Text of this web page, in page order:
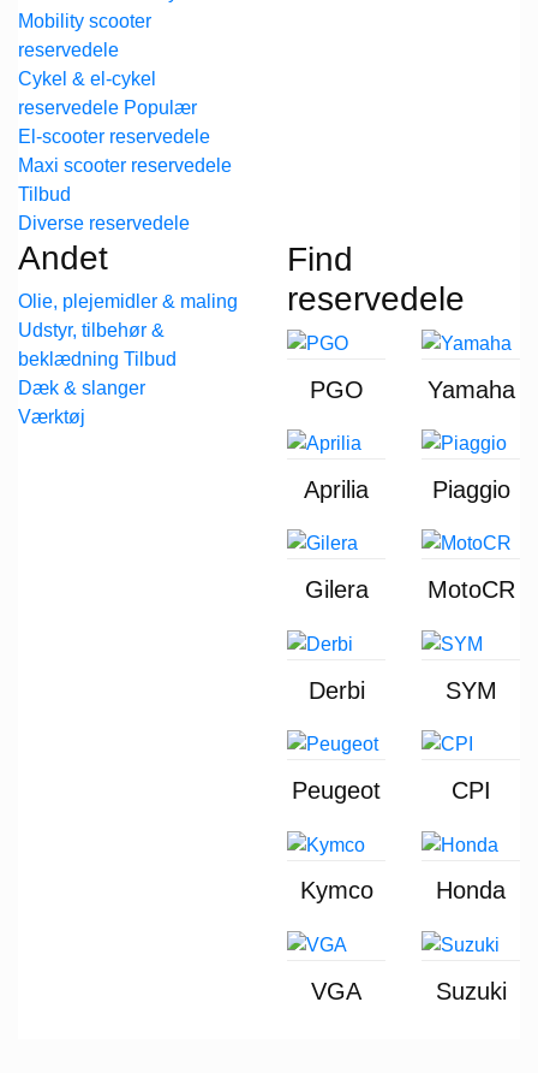
Mobility scooter
reservedele
Cykel & el-cykel
reservedele
El-scooter reservedele
Maxi scooter reservedele
Diverse reservedele
Andet
Olie, plejemidler & maling
Udstyr, tilbehør &
beklædning
Dæk & slanger
Værktøj
Find
reservedele
PGO Yamaha
Aprilia Piaggio
Gilera MotoCR
Derbi SYM
Peugeot CPI
Kymco Honda
VGA Suzuki